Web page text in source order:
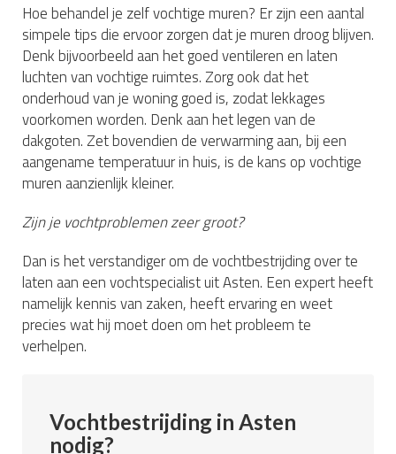
Hoe behandel je zelf vochtige muren? Er zijn een aantal
simpele tips die ervoor zorgen dat je muren droog blijven.
Denk bijvoorbeeld aan het goed ventileren en laten
luchten van vochtige ruimtes. Zorg ook dat het
onderhoud van je woning goed is, zodat lekkages
voorkomen worden. Denk aan het legen van de
dakgoten. Zet bovendien de verwarming aan, bij een
aangename temperatuur in huis, is de kans op vochtige
muren aanzienlijk kleiner.
Zijn je vochtproblemen zeer groot?
Dan is het verstandiger om de vochtbestrijding over te
laten aan een vochtspecialist uit Asten. Een expert heeft
namelijk kennis van zaken, heeft ervaring en weet
precies wat hij moet doen om het probleem te
verhelpen.
Vochtbestrijding in Asten
nodig?